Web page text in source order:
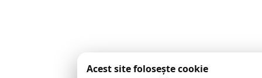
Acest site folosește cookie